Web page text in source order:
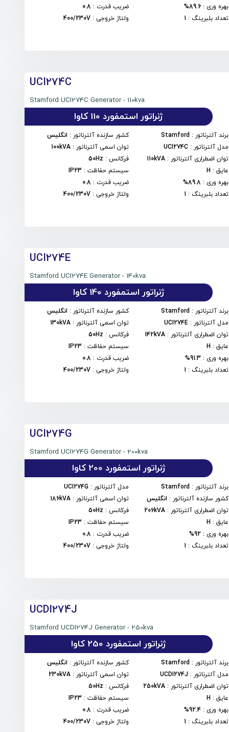
بهره وری :
89.6% ضریب قدرت :
0.8
تعداد بلبرینگ :
1 ولتاژ خروجی :
400/230V
UCI274C
Stamford UCI274C Generator - 110kva
ژنراتور استمفورد 110 کاوا
برند آلترناتور :
Stamford کشور سازنده آلترناتور : انگلیس
مدل آلترناتور :
UCI274C توان اسمی آلترناتور :
100kVA
توان اضطراری آلترناتور :
110kVA فرکانس :
50Hz
عایق :
H سیستم حفاظت:
IP23
بهره وری :
89.8% ضریب قدرت :
0.8
تعداد بلبرینگ :
1 ولتاژ خروجی :
400/230V
UCI274E
Stamford UCI274E Generator - 140kva
ژنراتور استمفورد 140 کاوا
برند آلترناتور :
Stamford کشور سازنده آلترناتور : انگلیس
مدل آلترناتور :
UCI274E توان اسمی آلترناتور :
130kVA
توان اضطراری آلترناتور :
142kVA فرکانس :
50Hz
عایق :
H سیستم حفاظت:
IP23
بهره وری :
91.3% ضریب قدرت :
0.8
تعداد بلبرینگ :
1 ولتاژ خروجی :
400/230V
UCI274G
Stamford UCI274G Generator - 200kva
ژنراتور استمفورد 200 کاوا
برند آلترناتور :
Stamford مدل آلترناتور :
UCI274G
کشور سازنده آلترناتور : انگلیس توان اسمی آلترناتور :
186kVA
توان اضطراری آلترناتور :
206kVA فرکانس :
50Hz
عایق :
H سیستم حفاظت:
IP23
بهره وری :
92% ضریب قدرت :
0.8
تعداد بلبرینگ :
1 ولتاژ خروجی :
400/230V
UCDI274J
Stamford UCDI274J Generator - 250kva
ژنراتور استمفورد 250 کاوا
برند آلترناتور :
Stamford کشور سازنده آلترناتور : انگلیس
مدل آلترناتور :
UCDI274J توان اسمی آلترناتور :
230kVA
توان اضطراری آلترناتور :
250kVA فرکانس :
50Hz
عایق :
H سیستم حفاظت:
IP23
بهره وری :
92.4% ضریب قدرت :
0.8
تعداد بلبرینگ :
1 ولتاژ خروجی :
400/230V